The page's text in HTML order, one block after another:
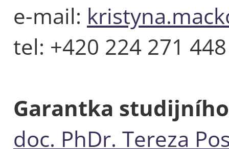
e-mail:
tel: +420 224 271 448
Garantka
doc. PhDr. Tereza